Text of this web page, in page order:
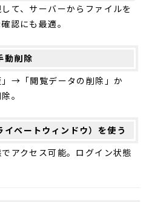
て、サーバーからファイルを
認にも最適。
動削除
→「閲覧データの削除」か
。
ベートウィンドウ）を使う
アクセス可能。ログイン状態